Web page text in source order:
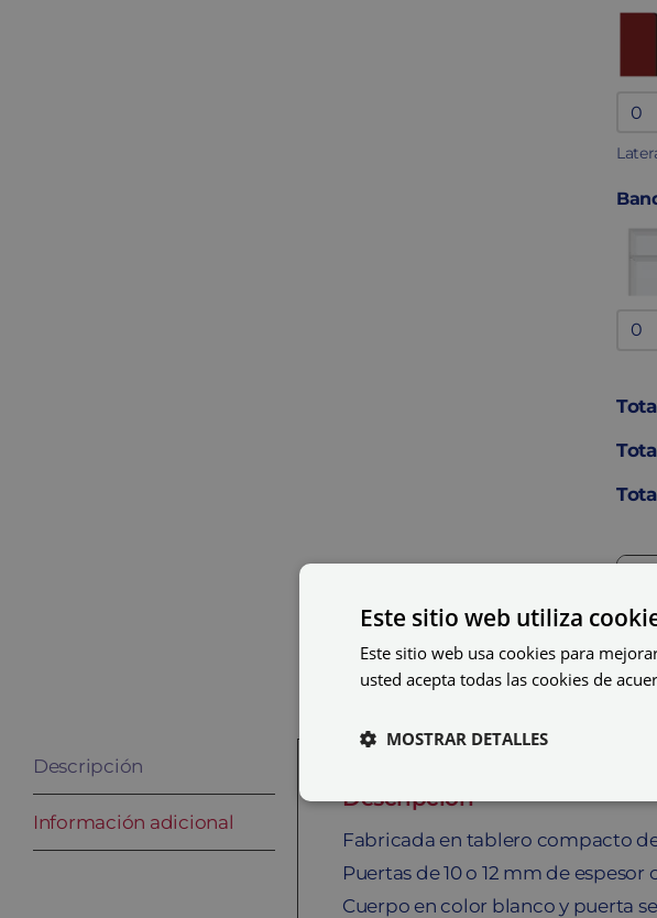
Descripción
Información adicional
Descripción
Fabricada en tablero compacto
Puertas de 10 o 12 mm de
Cuerpo en color blanco y puerta
Este sitio web utiliza
Este sitio web usa cookies para
usted acepta todas las cookies de
MOSTRAR DETALLES